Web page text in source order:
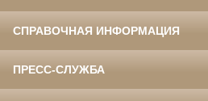
СПРАВОЧНАЯ ИНФОРМАЦИЯ
ПРЕСС-СЛУЖБА